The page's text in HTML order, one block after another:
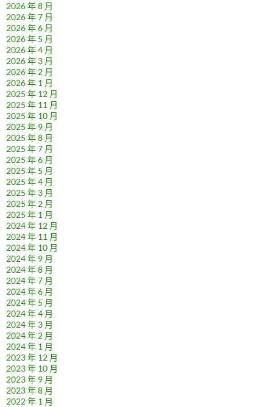
2026 年 8 月
2026 年 7 月
2026 年 6 月
2026 年 5 月
2026 年 4 月
2026 年 3 月
2026 年 2 月
2026 年 1 月
2025 年 12 月
2025 年 11 月
2025 年 10 月
2025 年 9 月
2025 年 8 月
2025 年 7 月
2025 年 6 月
2025 年 5 月
2025 年 4 月
2025 年 3 月
2025 年 2 月
2025 年 1 月
2024 年 12 月
2024 年 11 月
2024 年 10 月
2024 年 9 月
2024 年 8 月
2024 年 7 月
2024 年 6 月
2024 年 5 月
2024 年 4 月
2024 年 3 月
2024 年 2 月
2024 年 1 月
2023 年 12 月
2023 年 10 月
2023 年 9 月
2023 年 8 月
2022 年 1 月